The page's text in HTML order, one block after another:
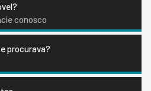
conosco
procurava?